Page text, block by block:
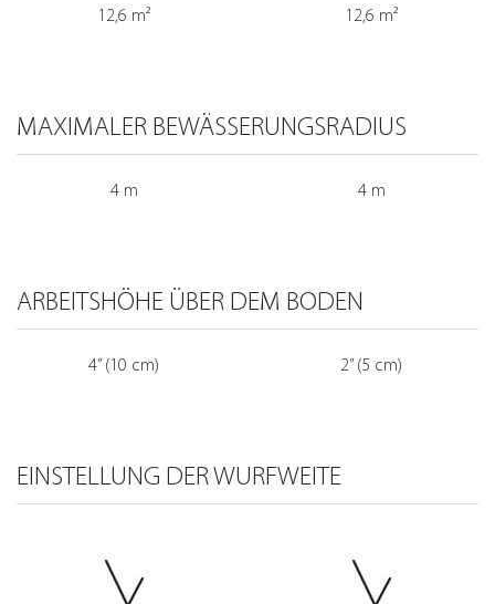
12,6 m² 12,6 m²
MAXIMALER BEWÄSSERUNGSRADIUS
4 m 4 m
ARBEITSHÖHE ÜBER DEM BODEN
4” (10 cm) 2” (5 cm)
EINSTELLUNG DER WURFWEITE